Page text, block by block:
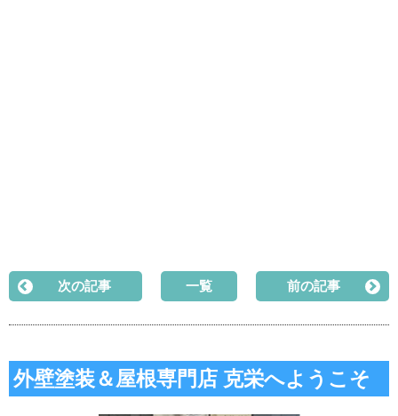
次の記事 一覧 前の記事
外壁塗装＆屋根専門店 克栄へようこそ